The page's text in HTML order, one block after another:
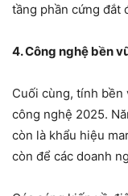
tầng phần cứng đắt
4. Công nghệ bền
Cuối cùng, tính
công nghệ 2025.
còn là khẩu hiệu
còn để các doanh